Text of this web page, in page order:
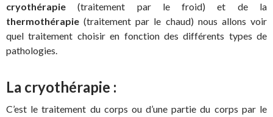
cryothérapie (traitement par le froid) et de la
thermothérapie (traitement par le chaud) nous allons voir
quel traitement choisir en fonction des différents types de
pathologies.
La cryothérapie :
C’est le traitement du corps ou d’une partie du corps par le